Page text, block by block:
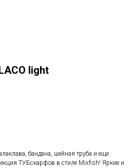
light
бандана, шейная труба и еще
ТУБскарфов в стиле Mixfish! Яркие и